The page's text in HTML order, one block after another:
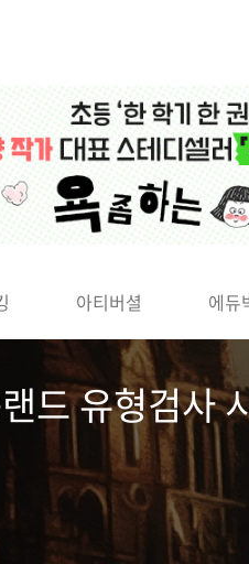
아티버셜 에듀
드 유형검사